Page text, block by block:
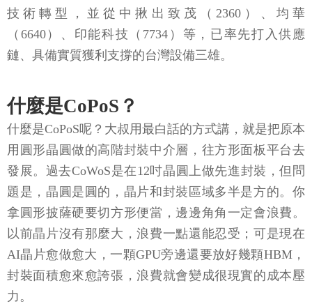
技術轉型，並從中揪出致茂（2360）、均華
（6640）、印能科技（7734）等，已率先打入供應
鏈、具備實質獲利支撐的台灣設備三雄。
什麼是CoPoS？
什麼是CoPoS呢？大叔用最白話的方式講，就是把原本
用圓形晶圓做的高階封裝中介層，往方形面板平台去
發展。過去CoWoS是在12吋晶圓上做先進封裝，但問
題是，晶圓是圓的，晶片和封裝區域多半是方的。你
拿圓形披薩硬要切方形便當，邊邊角角一定會浪費。
以前晶片沒有那麼大，浪費一點還能忍受；可是現在
AI晶片愈做愈大，一顆GPU旁邊還要放好幾顆HBM，
封裝面積愈來愈誇張，浪費就會變成很現實的成本壓
力。